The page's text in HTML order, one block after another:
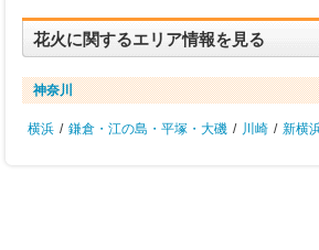
花火に関するエリア情報を見る
神奈川
横浜 / 鎌倉・江の島・平塚・大磯 / 川崎 / 新横